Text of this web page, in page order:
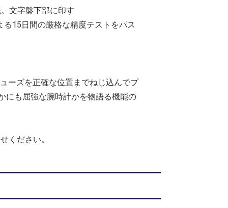
文字盤下部に印す
る15日間の厳格な精度テストをパス
ーズを正確な位置までねじ込んでプ
にも屈強な腕時計かを物語る機能の
ください。